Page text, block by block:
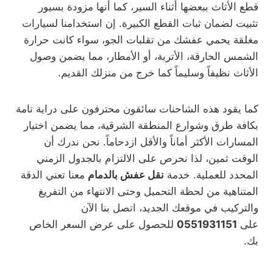
قطع الأثاث ببعضها أثناء السير، كما أنها مزودة بسيور
تثبيت لضمان ثبات القطع الكبيرة. إن استخدامنا لسيارات
مغلقة يحمي عفشك من تقلبات الجو، سواء كانت حرارة
الشمس الحارقة، الأتربة، أو الأمطار، مما يضمن وصول
الأثاث نظيفاً وسليماً كما خرج من منزلك القديم.
كما يقود هذه الشاحنات سائقون محترفون على دراية تامة
بكافة طرق وشوارع المنطقة الشرقية، مما يضمن اختيار
المسارات الأكثر أماناً والأقل ازدحاماً. نحن ندرك أن
الوقت ثمين، لذا نحرص على الالتزام بالجدول الزمني
المحدد للعملية. خدمة نقل عفش بالدمام معنا تعني الدقة
المتناهية من لحظة التحميل وحتى الانتهاء من التفريغ
والتركيب في موقعك الجديد، اتصل بنا الآن
على 0551931151 للحصول على عرض السعر الخاص
بك.